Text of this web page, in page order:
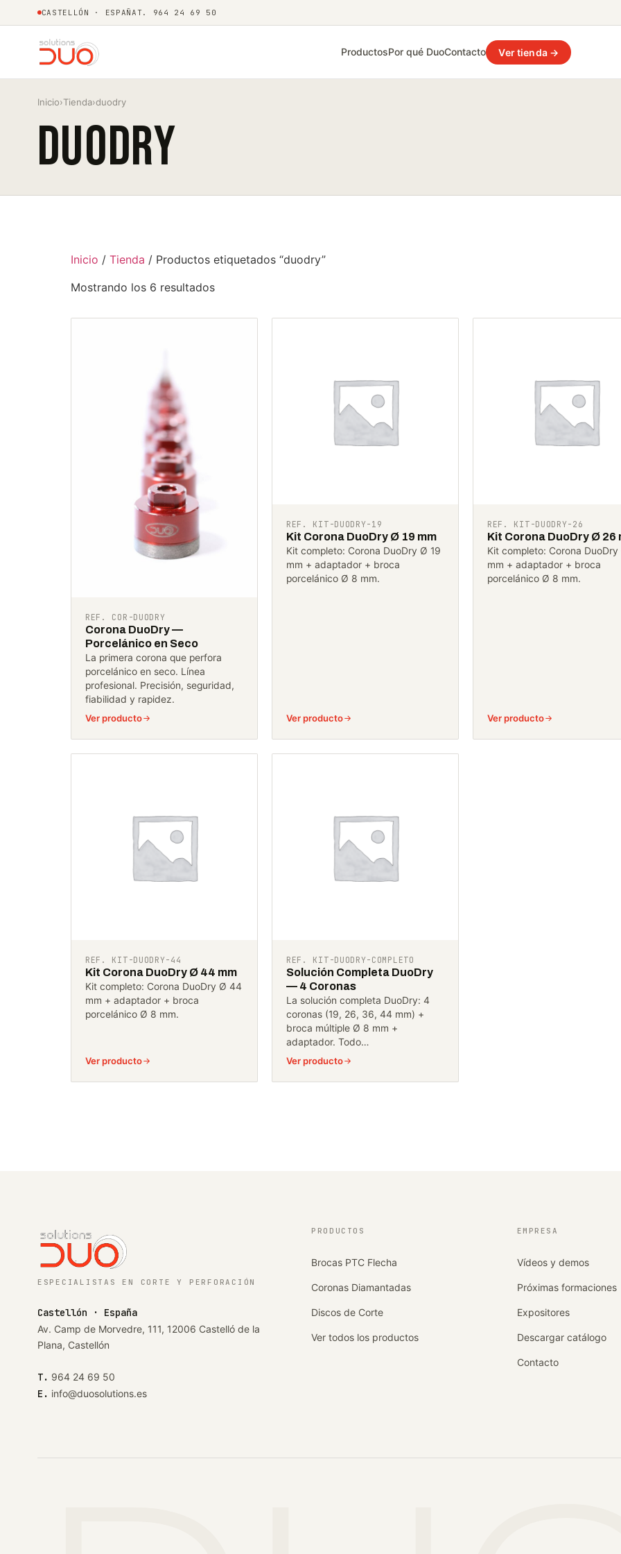
CASTELLÓN · ESPAÑAT. 964 24 69 50
ProductosPor qué DuoContacto Ver tienda →
Inicio›Tienda›duodry
duodry
Inicio / Tienda / Productos etiquetados “duodry”
Mostrando los 6 resultados
REF. COR-DUODRY
Corona DuoDry —
Porcelánico en Seco
La primera corona que perfora
porcelánico en seco. Línea
profesional. Precisión, seguridad,
fiabilidad y rapidez.
Ver producto
REF. KIT-DUODRY-19
Kit Corona DuoDry Ø 19 mm
Kit completo: Corona DuoDry Ø 19
mm + adaptador + broca
porcelánico Ø 8 mm.
Ver producto
REF. KIT-DUODRY-26
Kit Corona DuoDry Ø 26
Kit completo: Corona
mm + adaptador + broca
porcelánico Ø 8 mm.
Ver producto
REF. KIT-DUODRY-44
Kit Corona DuoDry Ø 44 mm
Kit completo: Corona DuoDry Ø 44
mm + adaptador + broca
porcelánico Ø 8 mm.
Ver producto
REF. KIT-DUODRY-COMPLETO
Solución Completa DuoDry
— 4 Coronas
La solución completa DuoDry: 4
coronas (19, 26, 36, 44 mm) +
broca múltiple Ø 8 mm +
adaptador. Todo…
Ver producto
ESPECIALISTAS EN CORTE Y PERFORACIÓN
Castellón · España
Av. Camp de Morvedre, 111, 12006 Castelló de la
Plana, Castellón
T. 964 24 69 50
E. info@duosolutions.es
PRODUCTOS
Brocas PTC Flecha
Coronas Diamantadas
Discos de Corte
Ver todos los productos
EMPRESA
Vídeos y demos
Próximas formaciones
Expositores
Descargar catálogo
Contacto